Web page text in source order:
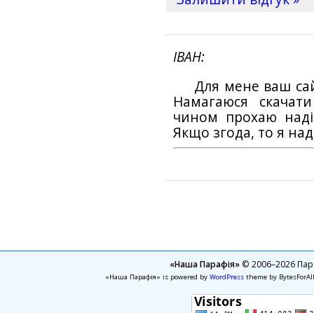
ІВАН
Для мене ваш
Намагаюся
чином прохаю
Якщо згода, то я
«Наша Парафія»© 2006–2026
«Наша Парафія» is powered by WordPresstheme by